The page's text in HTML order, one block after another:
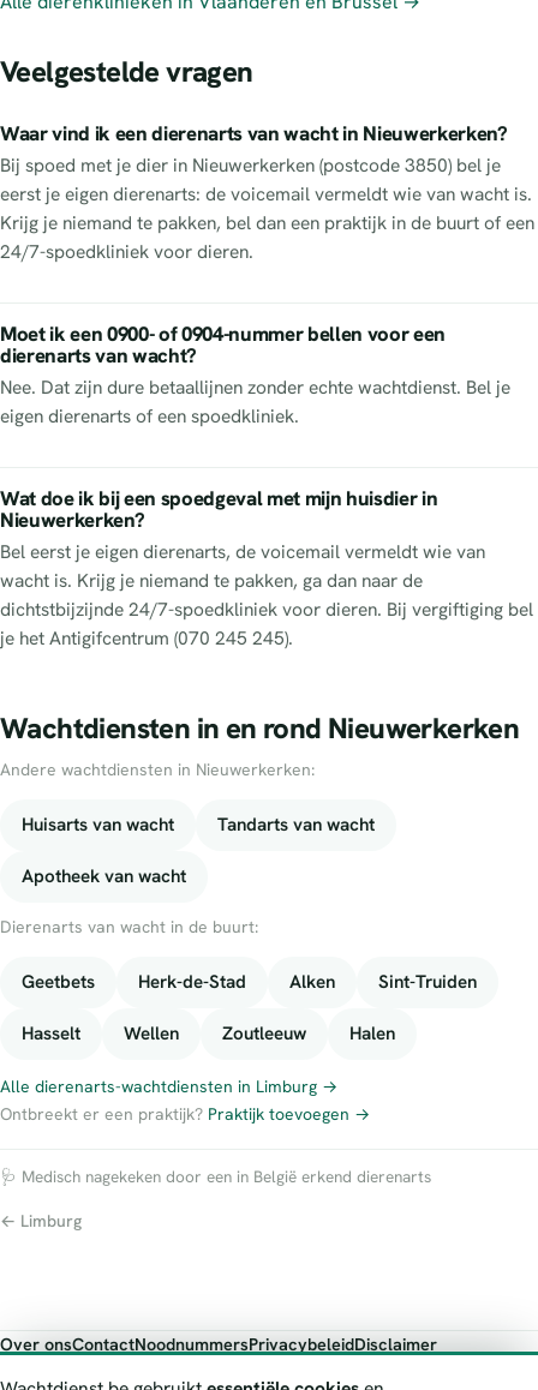
Veelgestelde vragen
Waar vind ik een dierenarts van wacht in Nieuwerkerken?
Bij spoed met je dier in Nieuwerkerken (postcode 3850) bel je
eerst je eigen dierenarts: de voicemail vermeldt wie van wacht is.
Krijg je niemand te pakken, bel dan een praktijk in de buurt of een
24/7-spoedkliniek voor dieren.
Moet ik een 0900- of 0904-nummer bellen voor een
dierenarts van wacht?
Nee. Dat zijn dure betaallijnen zonder echte wachtdienst. Bel je
eigen dierenarts of een spoedkliniek.
Wat doe ik bij een spoedgeval met mijn huisdier in
Nieuwerkerken?
Bel eerst je eigen dierenarts, de voicemail vermeldt wie van
wacht is. Krijg je niemand te pakken, ga dan naar de
dichtstbijzijnde 24/7-spoedkliniek voor dieren. Bij vergiftiging bel
je het Antigifcentrum (070 245 245).
Wachtdiensten in en rond Nieuwerkerken
Andere wachtdiensten in Nieuwerkerken:
Huisarts van wacht Tandarts van wacht
Apotheek van wacht
Dierenarts van wacht in de buurt:
Geetbets Herk-de-Stad Alken Sint-Truiden
Hasselt Wellen Zoutleeuw Halen
Alle dierenarts-wachtdiensten in Limburg →
Ontbreekt er een praktijk? Praktijk toevoegen →
🩺 Medisch nagekeken door een in België erkend dierenarts
← Limburg
Over onsContactNoodnummersPrivacybeleidDisclaimer